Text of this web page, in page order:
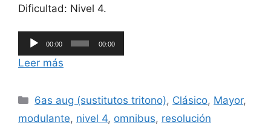
Dificultad: Nivel 4.
Reproductor
de
audio
00:00 00:00
Leer más
Categorías
6as aug (sustitutos tritono), Clásico, Mayor,
modulante, nivel 4, omnibus, resolución